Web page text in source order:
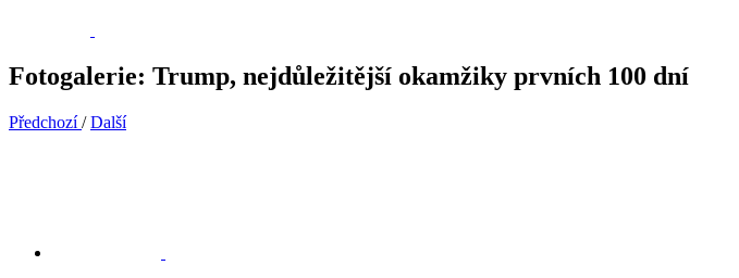
Fotogalerie: Trump, nejdůležitější okamžiky prvních 100 dní
Předchozí / Další